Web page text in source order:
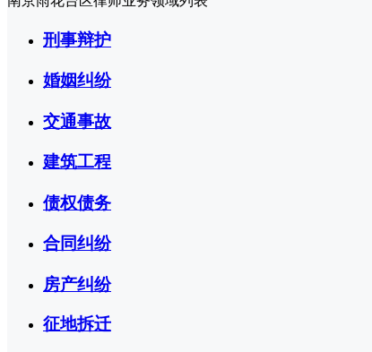
刑事辩护
婚姻纠纷
交通事故
建筑工程
债权债务
合同纠纷
房产纠纷
征地拆迁